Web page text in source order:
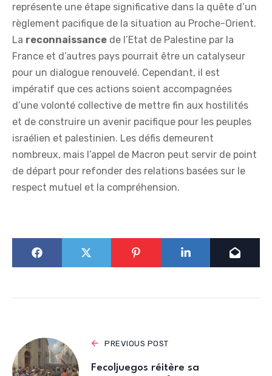
représente une étape significative dans la quête d’un
règlement pacifique de la situation au Proche-Orient.
La reconnaissance de l’Etat de Palestine par la
France et d’autres pays pourrait être un catalyseur
pour un dialogue renouvelé. Cependant, il est
impératif que ces actions soient accompagnées
d’une volonté collective de mettre fin aux hostilités
et de construire un avenir pacifique pour les peuples
israélien et palestinien. Les défis demeurent
nombreux, mais l’appel de Macron peut servir de point
de départ pour refonder des relations basées sur le
respect mutuel et la compréhension.
PREVIOUS POST
Fecoljuegos réitère sa